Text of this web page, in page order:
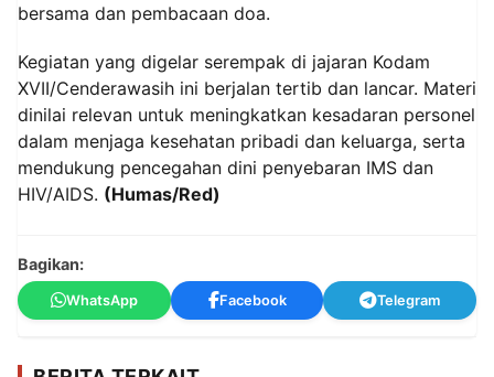
bersama dan pembacaan doa.
Kegiatan yang digelar serempak di jajaran Kodam
XVII/Cenderawasih ini berjalan tertib dan lancar. Materi
dinilai relevan untuk meningkatkan kesadaran personel
dalam menjaga kesehatan pribadi dan keluarga, serta
mendukung pencegahan dini penyebaran IMS dan
HIV/AIDS. (Humas/Red)
Bagikan:
WhatsApp Facebook Telegram